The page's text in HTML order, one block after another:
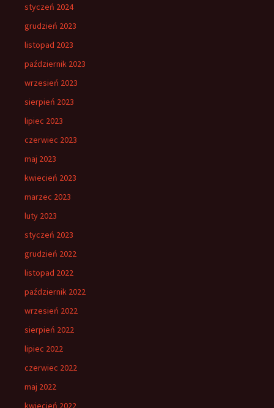
styczeń 2024
grudzień 2023
listopad 2023
październik 2023
wrzesień 2023
sierpień 2023
lipiec 2023
czerwiec 2023
maj 2023
kwiecień 2023
marzec 2023
luty 2023
styczeń 2023
grudzień 2022
listopad 2022
październik 2022
wrzesień 2022
sierpień 2022
lipiec 2022
czerwiec 2022
maj 2022
kwiecień 2022